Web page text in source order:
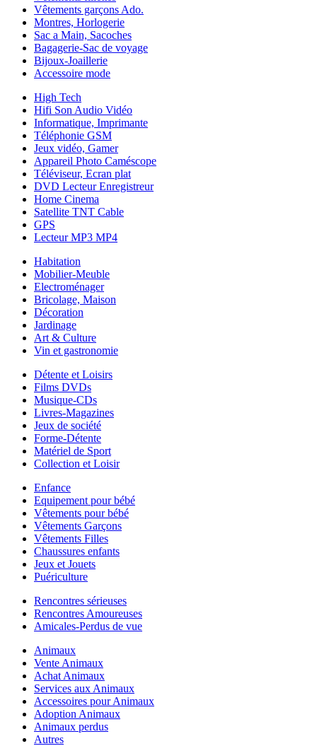
Vêtements garçons Ado.
Montres, Horlogerie
Sac a Main, Sacoches
Bagagerie-Sac de voyage
Bijoux-Joaillerie
Accessoire mode
High Tech
Hifi Son Audio Vidéo
Informatique, Imprimante
Téléphonie GSM
Jeux vidéo, Gamer
Appareil Photo Caméscope
Téléviseur, Ecran plat
DVD Lecteur Enregistreur
Home Cinema
Satellite TNT Cable
GPS
Lecteur MP3 MP4
Habitation
Mobilier-Meuble
Electroménager
Bricolage, Maison
Décoration
Jardinage
Art & Culture
Vin et gastronomie
Détente et Loisirs
Films DVDs
Musique-CDs
Livres-Magazines
Jeux de société
Forme-Détente
Matériel de Sport
Collection et Loisir
Enfance
Equipement pour bébé
Vêtements pour bébé
Vêtements Garçons
Vêtements Filles
Chaussures enfants
Jeux et Jouets
Puériculture
Rencontres sérieuses
Rencontres Amoureuses
Amicales-Perdus de vue
Animaux
Vente Animaux
Achat Animaux
Services aux Animaux
Accessoires pour Animaux
Adoption Animaux
Animaux perdus
Autres